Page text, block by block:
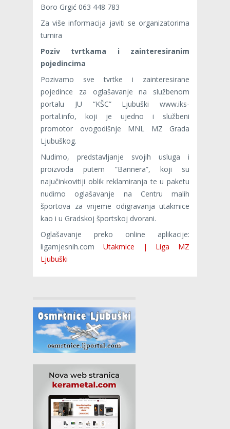
Boro Grgić 063 448 783
Za više informacija javiti se organizatorima
turnira
Poziv tvrtkama i zainteresiranim
pojedincima
Pozivamo sve tvrtke i zainteresirane
pojedince za oglašavanje na službenom
portalu JU “KŠC” Ljubuški www.iks-
portal.info, koji je ujedno i službeni
promotor ovogodišnje MNL MZ Grada
Ljubuškog.
Nudimo, predstavljanje svojih usluga i
proizvoda putem ”Bannera”, koji su
najučinkovitiji oblik reklamiranja te u paketu
nudimo oglašavanje na Centru malih
športova za vrijeme odigravanja utakmice
kao i u Gradskoj športskoj dvorani.
Oglašavanje preko online aplikacije:
ligamjesnih.com Utakmice | Liga MZ
Ljubuški